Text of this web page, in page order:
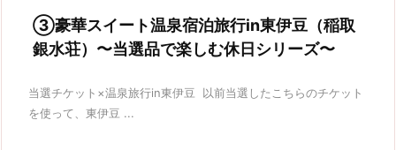
③豪華スイート温泉宿泊旅行in東伊豆（稲取
銀水荘）〜当選品で楽しむ休日シリーズ〜
当選チケット×温泉旅行in東伊豆 以前当選したこちらのチケット
を使って、東伊豆 ...